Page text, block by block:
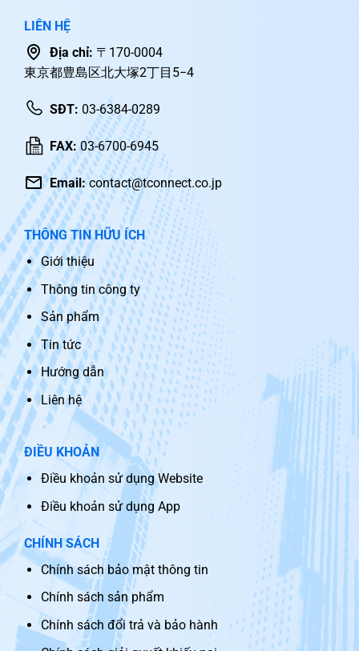
LIÊN HỆ
Địa chỉ: 〒170-0004
東京都豊島区北大塚2丁目5−4
SĐT: 03-6384-0289
FAX:03-6700-6945
Email: contact@tconnect.co.jp
THÔNG TIN HỮU ÍCH
Giới thiệu
Thông tin công ty
Sản phẩm
Tin tức
Hướng dẫn
Liên hệ
ĐIỀU KHOẢN
Điều khoản sử dụng Website
Điều khoản sử dụng App
CHÍNH SÁCH
Chính sách bảo mật thông tin
Chính sách sản phẩm
Chính sách đổi trả và bảo hành